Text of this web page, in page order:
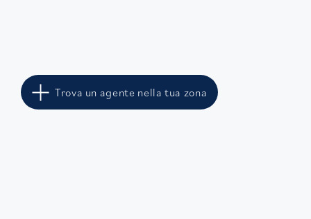
Trova un agente nella tua zona